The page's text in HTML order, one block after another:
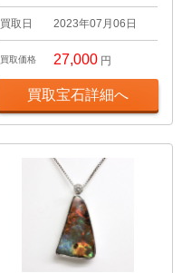
買取日 2023年07月06日
買取価格 27,000 円
買取宝石詳細へ